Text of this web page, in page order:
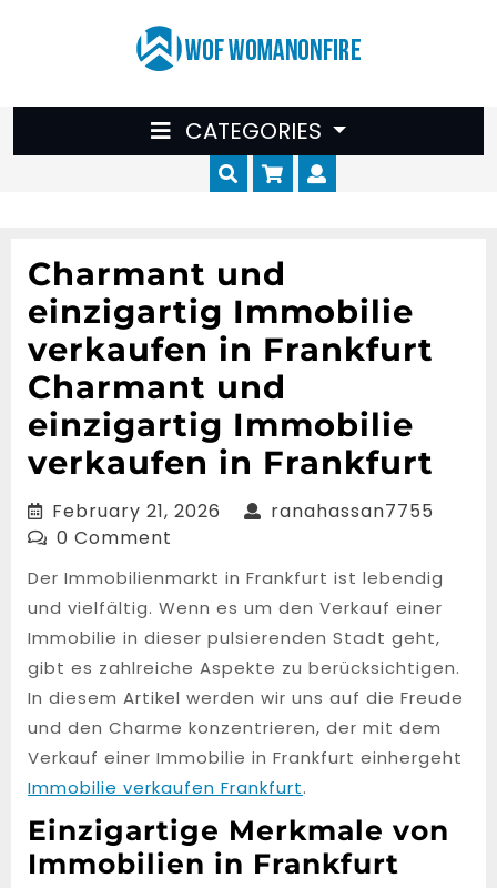
CATEGORIES
Cart
Charmant und
einzigartig Immobilie
verkaufen in Frankfurt
Charmant und
einzigartig Immobilie
verkaufen in Frankfurt
February 21, 2026 Februaryranahassan7755
0 Comment
Der Immobilienmarkt in Frankfurt ist lebendig
und vielfältig. Wenn es um den Verkauf einer
Immobilie in dieser pulsierenden Stadt geht,
gibt es zahlreiche Aspekte zu berücksichtigen.
In diesem Artikel werden wir uns auf die Freude
und den Charme konzentrieren, der mit dem
Verkauf einer Immobilie in Frankfurt einhergeht
Immobilie verkaufen Frankfurt.
Einzigartige Merkmale von
Immobilien in Frankfurt